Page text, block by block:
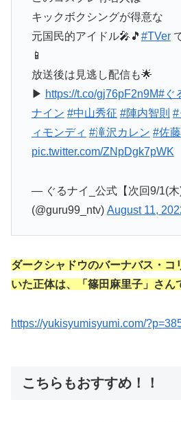
キックボクシングが得意な
元国民的アイドル🎤🎵 #TVer
📱
放送後は見逃し配信も🌟
▶︎ https://t.co/gj76pF2n9M#ぐ
ナイン #中山秀征 #陣内智則 #
ィモンディ #滝沢カレン #佐
pic.twitter.com/ZNpDgk7pWK
— ぐるナイ_公式【次回9/1(木
(@guru99_ntv) August 11,
ダークシャドウのバーナバス・コ
いた正体は、「篠田麻里子」さん
https://yukisyumisyumi.com/
こちらもおすすめ！！